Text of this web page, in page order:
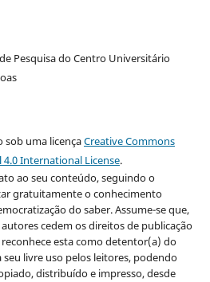
Pesquisa do Centro Universitário
sob uma licençaCreative Commons
International License.
ao seu conteúdo, seguindo o
gratuitamente o conhecimento
do saber. Assume-se que,
cedem os direitos de publicação
esta como detentor(a) do
livre uso pelos leitores, podendo
distribuído e impresso, desde